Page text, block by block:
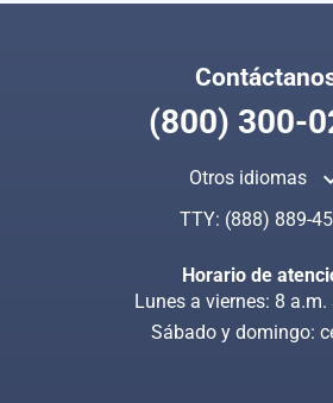
Busca en CoveredCa.com
(800) 300-
Otros idiomas
TTY: (888) 889-
Horario de
Lunes a viernes: 8 a.m.
Sábado y domingo: